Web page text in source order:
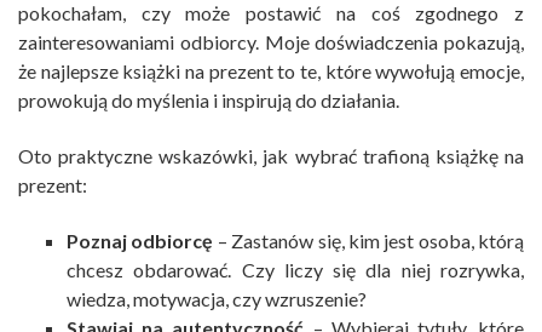
pokochałam, czy może postawić na coś zgodnego z
zainteresowaniami odbiorcy. Moje doświadczenia pokazują,
że najlepsze książki na prezent to te, które wywołują emocje,
prowokują do myślenia i inspirują do działania.
Oto praktyczne wskazówki, jak wybrać trafioną książkę na
prezent:
Poznaj odbiorcę – Zastanów się, kim jest osoba, którą
chcesz obdarować. Czy liczy się dla niej rozrywka,
wiedza, motywacja, czy wzruszenie?